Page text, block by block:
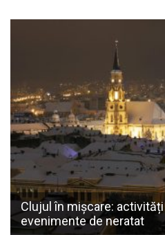
Clujul în mișcare:
evenimente de neratat